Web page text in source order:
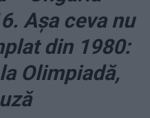
Așa ceva nu
din 1980:
Olimpiadă,